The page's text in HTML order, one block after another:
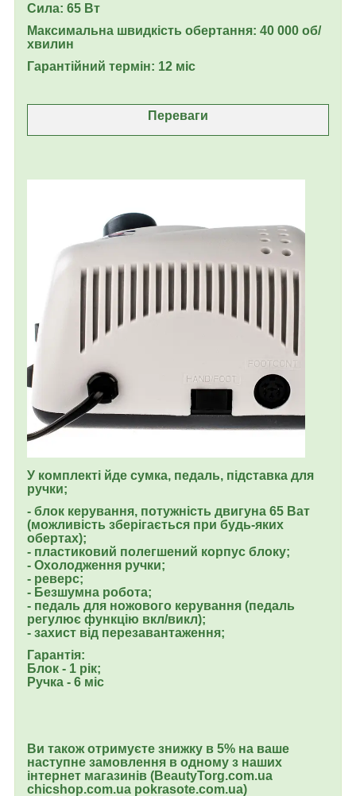
Сила: 65 Вт
Максимальна швидкість обертання: 40 000 об/
хвилин
Гарантійний термін: 12 міс
Переваги
У комплекті йде сумка, педаль, підставка для
ручки;
- блок керування, потужність двигуна 65 Ват
(можливість зберігається при будь-яких
обертах);
- пластиковий полегшений корпус блоку;
- Охолодження ручки;
- реверс;
- Безшумна робота;
- педаль для ножового керування (педаль
регулює функцію вкл/викл);
- захист від перезавантаження;
Гарантія:
Блок - 1 рік;
Ручка - 6 міс
Ви також отримуєте знижку в 5% на ваше
наступне замовлення в одному з наших
інтернет магазинів (BeautyTorg.com.ua
chicshop.com.ua рokrasote.com.ua)